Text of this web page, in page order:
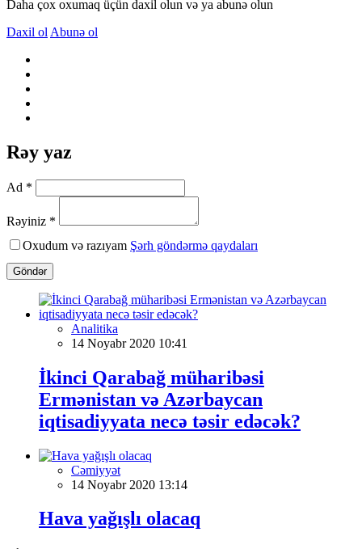
Daha çox oxumaq üçün daxil olun və ya abunə olun
Daxil ol Abunə ol
Rəy yaz
Ad *
Rəyiniz *
Oxudum və razıyam Şərh göndərmə qaydaları
Göndər
Analitika
14 Noyabr 2020 10:41
İkinci Qarabağ müharibəsi
Ermənistan və Azərbaycan
iqtisadiyyata necə təsir edəcək?
Cəmiyyət
14 Noyabr 2020 13:14
Hava yağışlı olacaq